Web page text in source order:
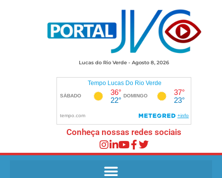
Lucas do Rio Verde - Agosto 8, 2026
Conheça nossas redes sociais